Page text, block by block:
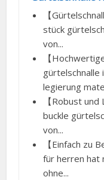
【
stück
von...
【
gürtelschnalle
legierung
【Robust
buckle
von...
【Einfach zu
für herren hat
ohne...